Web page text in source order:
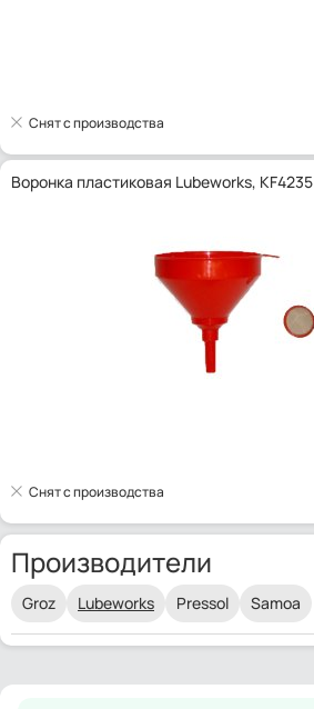
Снят с производства
Воронка пластиковая Lubeworks, KF4235
Снят с производства
Производители
Groz Lubeworks Pressol Samoa